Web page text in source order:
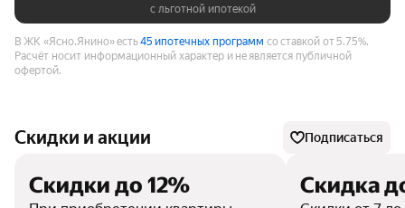
с льготной ипотекой
В ЖК «Ясно.Янино» есть45 ипотечных программ со ставкой от 5.75%.
Расчёт носит информационный характер и не является публичной
офертой.
Скидки и акции Подписаться
Скидки до 12% Скидка